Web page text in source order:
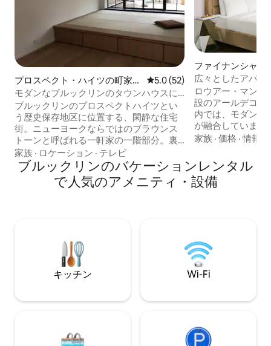
プロスペクト・ハイツの町家・
長屋
レビュー52件、5つ星中5.0つ
5.0 (52)
モダンなブルックリンのタウンハウスに
あるゲストスイート
ブルックリンのプロスペクトハイツとい
う歴史保存地区に位置する、閑静な住宅
街。ニューヨークならではのブラウンス
トーンと呼ばれる一軒家の一階部分。裏
庭に面した畳の部屋、お布団、新しくリ
ノベーションされた日本式のお風呂。オ
ープンキッチン。玄関とそしてすべての
スペースは上階のオーナーのリビングス
Avenue Stationまたは２３ラインの
GradnArmy Plaza. マンハッタンのダウン
タウンまで20－30分。近くにレストラ
ン、カフェなど多数あります。
家族 · ロケーション · テレビ
ファイナンシャル
クトのマンション
広々としたアパー
ッド1台 - FiDi
ロウアー・マンハ
設のアールデコ様
内では、モダンな
が融合しています
が光るアパートメ
各種あり、すべ
たキッチンとモ
ます。街とブルッ
いただけます。バ
ィナンシャル・デ
ポットから徒歩す
家族 ·価格 ·情報
ブルックリンのバケーションレンタル
で人気のアメニティ・設備
キッチン Wi-Fi